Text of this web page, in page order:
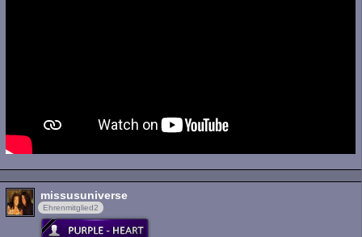
missusuniverse
Ehrenmitglied2